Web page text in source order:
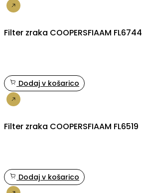
Filter zraka COOPERSFIAAM FL6744
Dodaj v košarico
Filter zraka COOPERSFIAAM FL6519
Dodaj v košarico